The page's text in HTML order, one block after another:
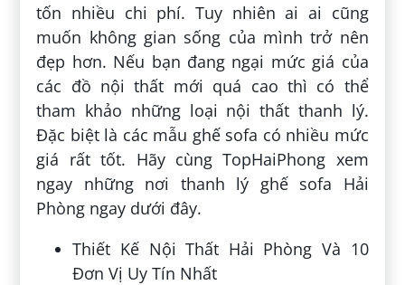
tốn nhiều chi phí. Tuy nhiên ai ai cũng
muốn không gian sống của mình trở nên
đẹp hơn. Nếu bạn đang ngại mức giá của
các đồ nội thất mới quá cao thì có thể
tham khảo những loại nội thất thanh lý.
Đặc biệt là các mẫu ghế sofa có nhiều mức
giá rất tốt. Hãy cùng TopHaiPhong xem
ngay những nơi thanh lý ghế sofa Hải
Phòng ngay dưới đây.
Thiết Kế Nội Thất Hải Phòng Và 10
Đơn Vị Uy Tín Nhất